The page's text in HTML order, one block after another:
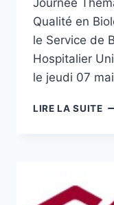
Journée
Qualité en
le Service de
Hospitalier
le jeudi 07
LIRE LA SUITE